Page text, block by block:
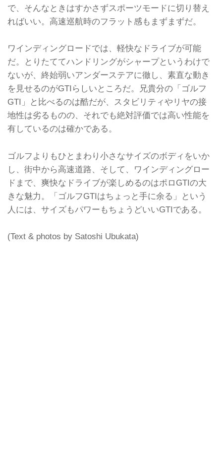
で、そんなときはすかさずスポーツモードに切り替え
ればいい。高速巡航時のフラット感もまずまずだ。
ワインディングロードでは、軽快なドライブが可能
だ。とりたててハンドリングがシャープというわけで
ないが、終始弱いアンダーステアに徹し、素直な動き
を見せるのがGTIらしいところだ。兄貴分の「ゴルフ
GTI」と比べるのは酷だが、スタビリティやリヤの接
地性は劣るものの、それでも絶対評価では高い性能を
有しているのは確かである。
ゴルフよりもひとまわり小さなサイズのボディをいか
し、街中から高速道路、そして、ワインディングロー
ドまで、爽快なドライブが楽しめるのはポロGTIの大
きな魅力。「ゴルフGTIはちょっと手に余る」という
人には、サイズもパワーもちょうどいいGTIである。
(Text & photos by Satoshi Ubukata)